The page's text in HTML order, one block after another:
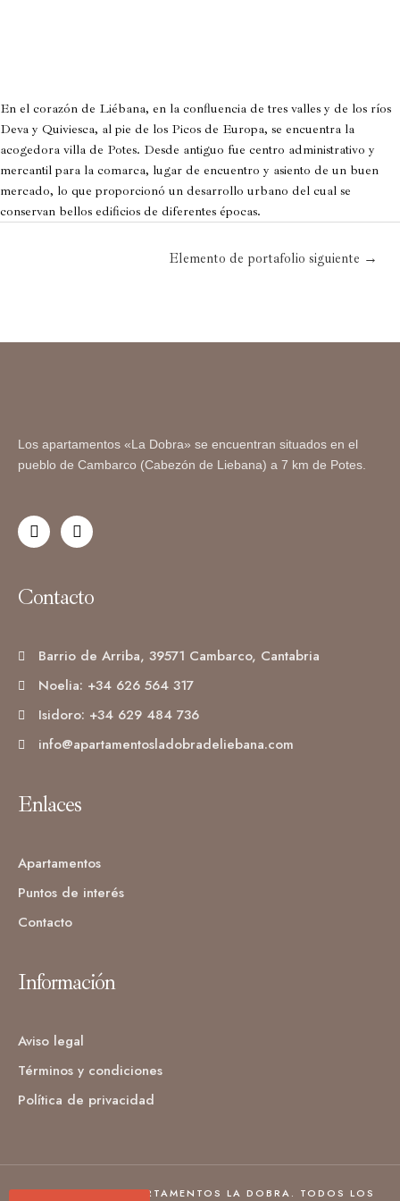
En el corazón de Liébana, en la confluencia de tres valles y de los ríos
Deva y Quiviesca, al pie de los Picos de Europa, se encuentra la
acogedora villa de Potes. Desde antiguo fue centro administrativo y
mercantil para la comarca, lugar de encuentro y asiento de un buen
mercado, lo que proporcionó un desarrollo urbano del cual se
conservan bellos edificios de diferentes épocas.
Elemento de portafolio siguiente →
Los apartamentos «La Dobra» se encuentran situados en el
pueblo de Cambarco (Cabezón de Liebana) a 7 km de Potes.
Contacto
Barrio de Arriba, 39571 Cambarco, Cantabria
Noelia: +34 626 564 317
Isidoro: +34 629 484 736
info@apartamentosladobradeliebana.com
Enlaces
Apartamentos
Puntos de interés
Contacto
Información
Aviso legal
Términos y condiciones
Política de privacidad
© COPYRIGHT APARTAMENTOS LA DOBRA. TODOS LOS